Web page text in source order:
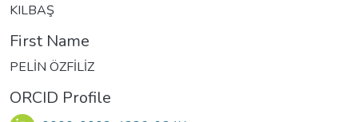
KILBAŞ
First Name
PELİN ÖZFİLİZ
ORCID Profile